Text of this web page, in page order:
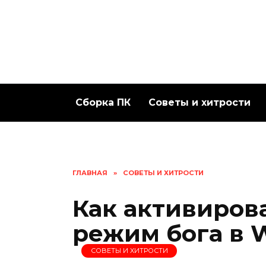
Сборка ПК Советы и хитрости
ГЛАВНАЯ » СОВЕТЫ И ХИТРОСТИ
Как
режим бога в
СОВЕТЫ И ХИТРОСТИ